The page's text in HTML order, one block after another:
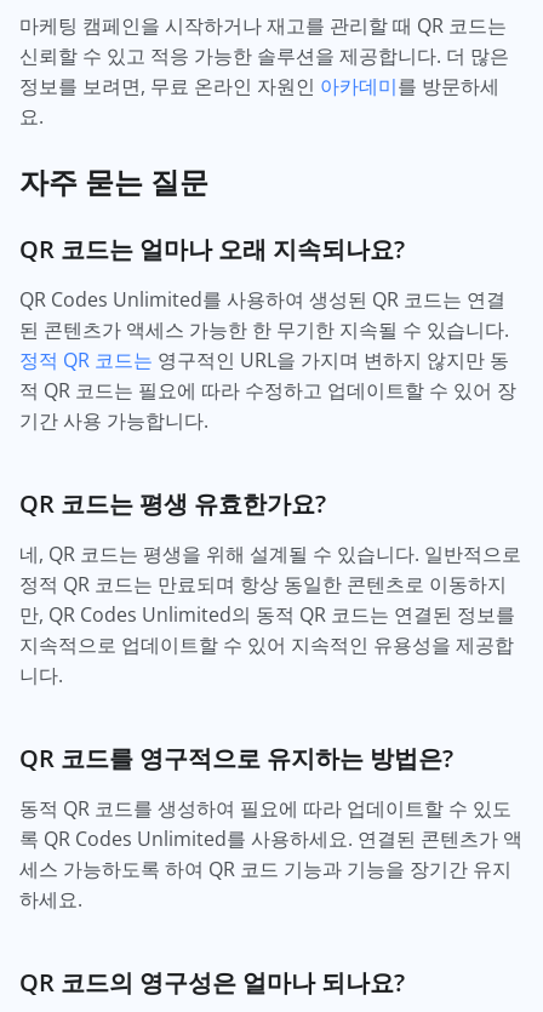
마케팅 캠페인을 시작하거나 재고를 관리할 때 QR 코드는
신뢰할 수 있고 적응 가능한 솔루션을 제공합니다. 더 많은
정보를 보려면, 무료 온라인 자원인 아카데미를 방문하세
요.
자주 묻는 질문
QR 코드는 얼마나 오래 지속되나요?
QR Codes Unlimited를 사용하여 생성된 QR 코드는 연결
된 콘텐츠가 액세스 가능한 한 무기한 지속될 수 있습니다.
정적 QR 코드는 영구적인 URL을 가지며 변하지 않지만 동
적 QR 코드는 필요에 따라 수정하고 업데이트할 수 있어 장
기간 사용 가능합니다.
QR 코드는 평생 유효한가요?
네, QR 코드는 평생을 위해 설계될 수 있습니다. 일반적으로
정적 QR 코드는 만료되며 항상 동일한 콘텐츠로 이동하지
만, QR Codes Unlimited의 동적 QR 코드는 연결된 정보를
지속적으로 업데이트할 수 있어 지속적인 유용성을 제공합
니다.
QR 코드를 영구적으로 유지하는 방법은?
동적 QR 코드를 생성하여 필요에 따라 업데이트할 수 있도
록 QR Codes Unlimited를 사용하세요. 연결된 콘텐츠가 액
세스 가능하도록 하여 QR 코드 기능과 기능을 장기간 유지
하세요.
QR 코드의 영구성은 얼마나 되나요?